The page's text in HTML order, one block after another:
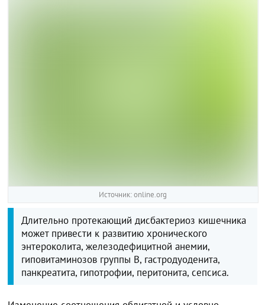
Источник: online.org
Длительно протекающий дисбактериоз кишечника
может привести к развитию хронического
энтероколита, железодефицитной анемии,
гиповитаминозов группы В, гастродуоденита,
панкреатита, гипотрофии, перитонита, сепсиса.